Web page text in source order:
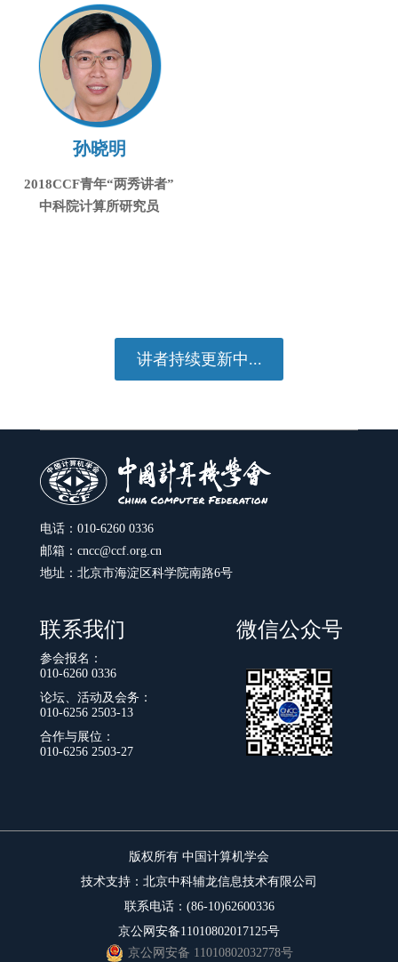
孙晓明
2018CCF青年“两秀讲者”
中科院计算所研究员
讲者持续更新中...
电话：010-6260 0336
邮箱： cncc@ccf.org.cn
地址：北京市海淀区科学院南路6号
联系我们
参会报名：
010-6260 0336
论坛、活动及会务：
010-6256 2503-13
合作与展位：
010-6256 2503-27
微信公众号
版权所有 中国计算机学会
技术支持：北京中科辅龙信息技术有限公司
联系电话：(86-10)62600336
京公网安备11010802017125号
京公网安备 11010802032778号